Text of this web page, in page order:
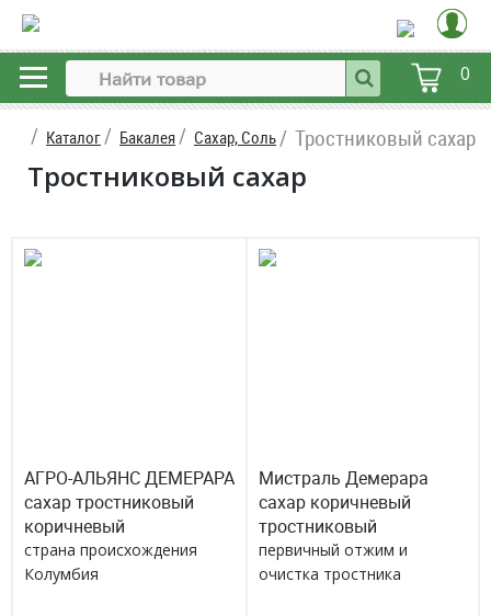
0
Каталог Бакалея Сахар, Соль Тростниковый сахар
Тростниковый сахар
АГРО-АЛЬЯНС ДЕМЕРАРА
сахар тростниковый
коричневый
страна происхождения
Колумбия
Мистраль Демерара
сахар коричневый
тростниковый
первичный отжим и
очистка тростника